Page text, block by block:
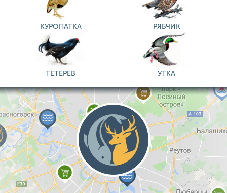
КУРОПАТКА РЯБЧИК
ТЕТЕРЕВ УТКА